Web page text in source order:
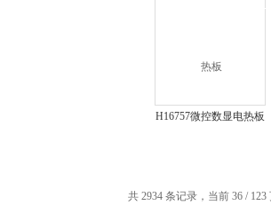
H16757微控数显电热板
共 2934 条记录，当前 36 /